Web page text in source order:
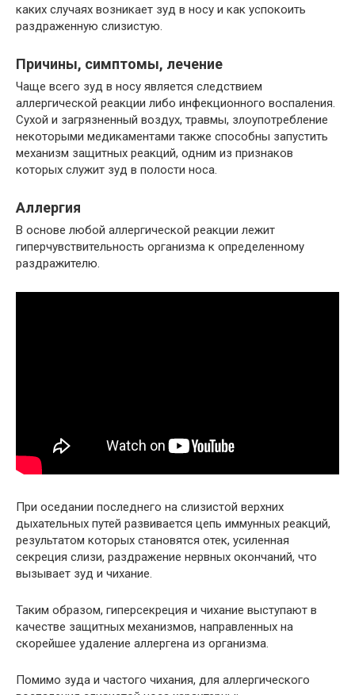
каких случаях возникает зуд в носу и как успокоить
раздраженную слизистую.
Причины, симптомы, лечение
Чаще всего зуд в носу является следствием
аллергической реакции либо инфекционного воспаления.
Сухой и загрязненный воздух, травмы, злоупотребление
некоторыми медикаментами также способны запустить
механизм защитных реакций, одним из признаков
которых служит зуд в полости носа.
Аллергия
В основе любой аллергической реакции лежит
гиперчувствительность организма к определенному
раздражителю.
При оседании последнего на слизистой верхних
дыхательных путей развивается цепь иммунных реакций,
результатом которых становятся отек, усиленная
секреция слизи, раздражение нервных окончаний, что
вызывает зуд и чихание.
Таким образом, гиперсекреция и чихание выступают в
качестве защитных механизмов, направленных на
скорейшее удаление аллергена из организма.
Помимо зуда и частого чихания, для аллергического